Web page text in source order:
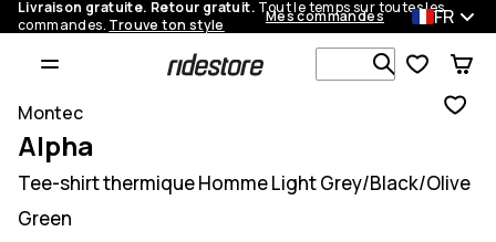
Livraison gratuite. Retour gratuit. Tout le temps sur toutes les
commandes. Trouve ton style Mes commandes FR
Recherche
Montec
Alpha
Tee-shirt thermique Homme Light Grey/Black/Olive
Green